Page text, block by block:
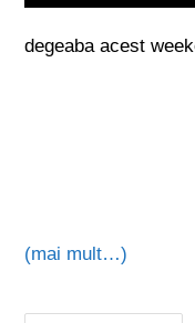
degeaba acest
(mai mult…)